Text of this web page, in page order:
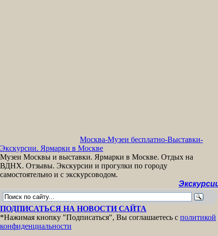
Москва-Музеи бесплатно-Выставки-
Экскурсии. Ярмарки в Москве
Музеи Москвы и выставки. Ярмарки в Москве. Отдых на
ВДНХ. Отзывы. Экскурсии и прогулки по городу
самостоятельно и с экскурсоводом.
Экскурсии
ПОДПИСАТЬСЯ НА НОВОСТИ САЙТА
*Нажимая кнопку "Подписаться", Вы соглашаетесь с политикой
конфиденциальности